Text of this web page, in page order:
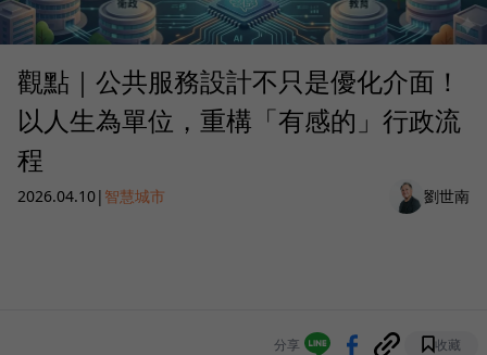
觀點｜公共服務設計不只是優化介面！
以人生為單位，重構「有感的」行政流
程
2026.04.10| 智慧城市 劉世南
分享 收藏